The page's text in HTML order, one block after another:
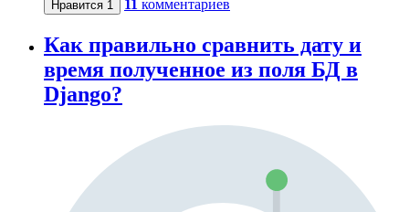
Нравится 1 11 комментариев
Как правильно сравнить дату и
время полученное из поля БД в
Django?